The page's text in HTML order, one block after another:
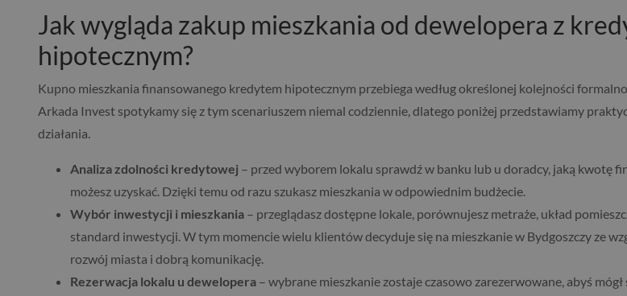
Jak wygląda zakup mieszkania od dewelopera z
hipotecznym?
Kupno mieszkania finansowanego kredytem hipotecznym przebiega według określonej kolejności
Arkada Invest spotykamy się z tym scenariuszem niemal codziennie, dlatego poniżej przedstawiamy
działania.
Analiza zdolności kredytowej – przed wyborem lokalu sprawdź w banku lub u doradcy, jaką kwotę
możesz uzyskać. Dzięki temu od razu szukasz mieszkania w odpowiednim budżecie.
Wybór inwestycji i mieszkania – przeglądasz dostępne lokale, porównujesz metraże, układ
standard inwestycji. W tym momencie wielu klientów decyduje się na mieszkanie w Bydgoszczy ze
rozwój miasta i dobrą komunikację.
Rezerwacja lokalu u dewelopera – wybrane mieszkanie zostaje czasowo zarezerwowane, abyś